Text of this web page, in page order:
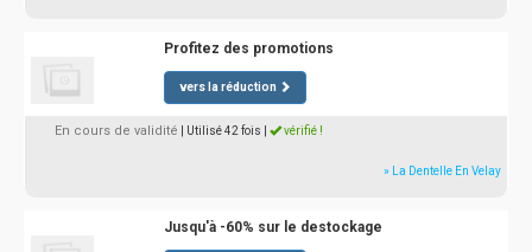
Profitez des promotions
vers la réduction
En cours de validité | Utilisé 42 fois vérifié !
» La Dentelle En Velay
Jusqu'à -60% sur le destockage